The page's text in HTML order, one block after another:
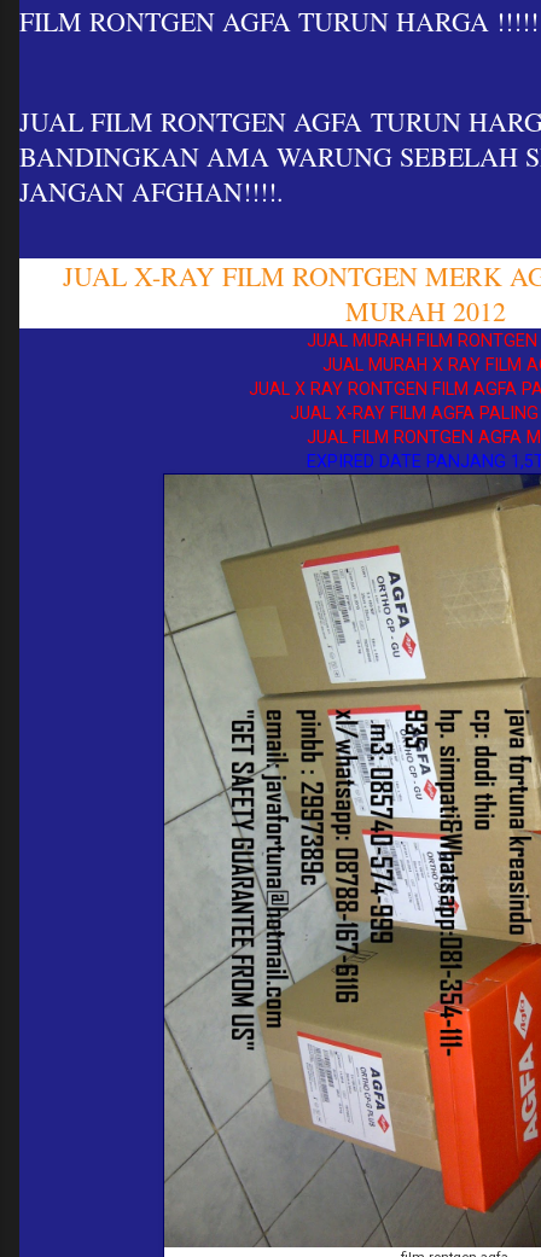
FILM RONTGEN AGFA TURUN HARGA
JUAL FILM RONTGEN AGFA TURUN
BANDINGKAN AMA WARUNG SEBELAH
JANGAN AFGHAN!!!!.
JUAL X-RAY FILM RONTGEN MERK
MURAH 2012
JUAL MURAH FILM RONTGEN
JUAL MURAH X RAY FILM
JUAL X RAY RONTGEN FILM AGFA
JUAL X-RAY FILM AGFA
JUAL FILM RONTGEN AGFA
EXPIRED DATE PANJANG